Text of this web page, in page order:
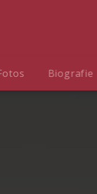
Biografie